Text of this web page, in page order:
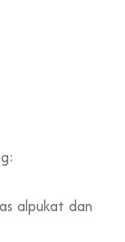
alpukat dan